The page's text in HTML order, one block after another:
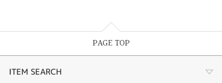
PAGE TOP
ITEM SEARCH